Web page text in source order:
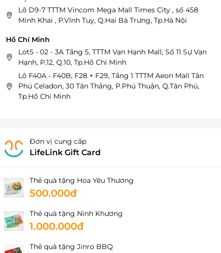
Lô D9-7 TTTM Vincom Mega Mall Times City , số 458
Minh Khai , P.Vĩnh Tuy, Q.Hai Bà Trưng, Tp.Hà Nội
Hồ Chí Minh
Lot5 - 02 - 3A Tầng 5, TTTM Vạn Hạnh Mall, Số 11 Sự Vạn
Hạnh, P.12, Q.10, Tp.Hồ Chí Minh
Lô F40A - F40B, F28 + F29, Tầng 1 TTTM Aeon Mall Tân
Phú Celadon, 30 Tân Thắng, P.Phú Thuận, Q.Tân Phú,
Tp.Hồ Chí Minh
Đơn vị cung cấp
LifeLink Gift Card
Thẻ quà tặng Hoa Yêu Thương
500.000đ
Thẻ quà tặng Ninh Khương
1.000.000đ
Thẻ quà tặng Jinro BBQ